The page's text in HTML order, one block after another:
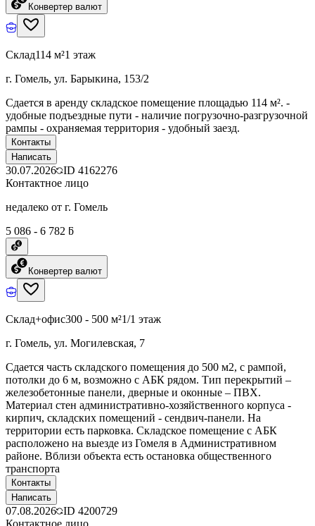
Конвертер валют
Склад114 м²1 этаж
г. Гомель, ул. Барыкина, 153/2
Сдается в аренду складское помещение площадью 114 м². -
удобные подъездные пути - наличие погрузочно-разгрузочной
рампы - охраняемая территория - удобный заезд.
Контакты
Написать
30.07.2026 ID 4162276
Контактное лицо
недалеко от г. Гомель
5 086 - 6 782 ƃ
Конвертер валют
Склад+офис300 - 500 м²1/1 этаж
г. Гомель, ул. Могилевская, 7
Сдается часть складского помещения до 500 м2, с рампой,
потолки до 6 м, возможно с АБК рядом. Тип перекрытий –
железобетонные панели, дверные и оконные – ПВХ.
Материал стен административно-хозяйственного корпуса -
кирпич, складских помещений - сендвич-панели. На
территории есть парковка. Складское помещение с АБК
расположено на выезде из Гомеля в Административном
районе. Вблизи объекта есть остановка общественного
транспорта
Контакты
Написать
07.08.2026 ID 4200729
Контактное лицо